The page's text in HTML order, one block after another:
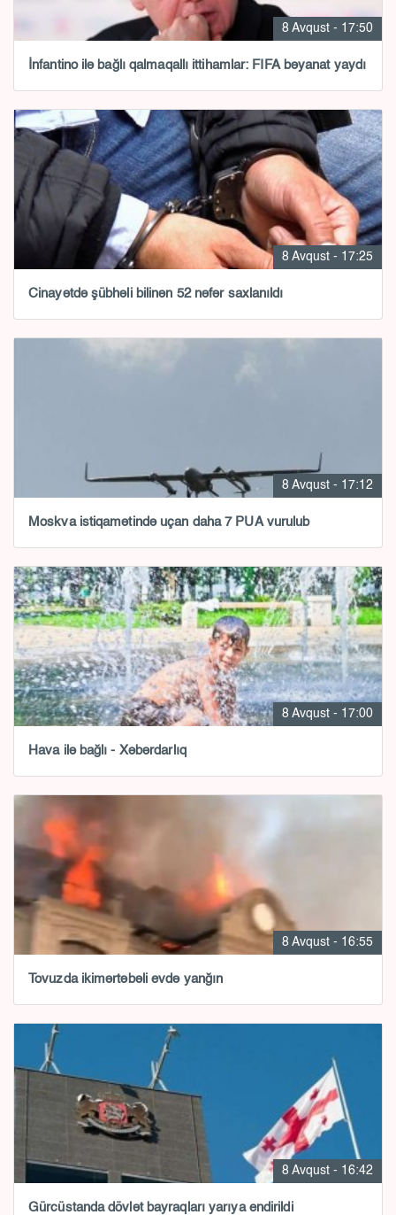
8 Avqust - 17:50
İnfantino ilə bağlı qalmaqallı ittihamlar: FIFA bəyanat yaydı
8 Avqust - 17:25
Cinayətdə şübhəli bilinən 52 nəfər saxlanıldı
8 Avqust - 17:12
Moskva istiqamətində uçan daha 7 PUA vurulub
8 Avqust - 17:00
Hava ilə bağlı - Xəbərdarlıq
8 Avqust - 16:55
Tovuzda ikimərtəbəli evdə yanğın
8 Avqust - 16:42
Gürcüstanda dövlət bayraqları yarıya endirildi